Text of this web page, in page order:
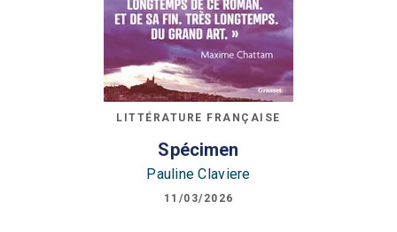
LITTÉRATURE FRANÇAISE
Spécimen
Pauline Claviere
11/03/2026